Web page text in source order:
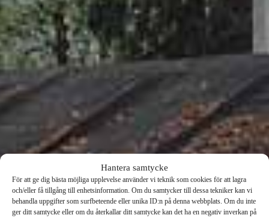
Hantera samtycke
För att ge dig bästa möjliga upplevelse använder vi teknik som cookies för att lagra
och/eller få tillgång till enhetsinformation. Om du samtycker till dessa tekniker kan vi
behandla uppgifter som surfbeteende eller unika ID:n på denna webbplats. Om du inte
ger ditt samtycke eller om du återkallar ditt samtycke kan det ha en negativ inverkan på